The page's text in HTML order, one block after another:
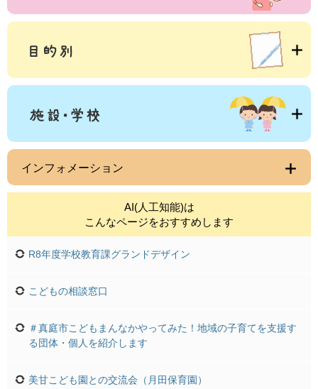
インフォメーション
AI(人工知能)は
こんなページをおすすめします
R8年度学校教育課グランドデザイン
こどもの相談窓口
＃真庭市こどもまんなかやってみた！地域の子育てを支援す
る団体・個人を紹介します
美甘こども園との交流会（月田保育園）